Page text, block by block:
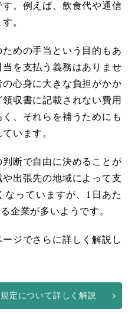
。例えば、飲食代や通信
。
めの手当という目的もあ
を支払う義務はありませ
心身に大きな負担がかか
収書に記載されない費用
、それらを補うためにも
います。
断で自由に決めることが
出張先の地域によって支
なっていますが、1日あた
企業が多いようです。
ジでさらに詳しく解説し
定について詳しく解説